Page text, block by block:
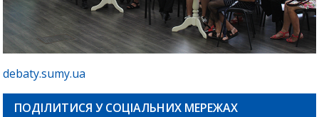
debaty.sumy.ua
ПОДІЛИТИСЯ У СОЦІАЛЬНИХ МЕРЕЖАХ